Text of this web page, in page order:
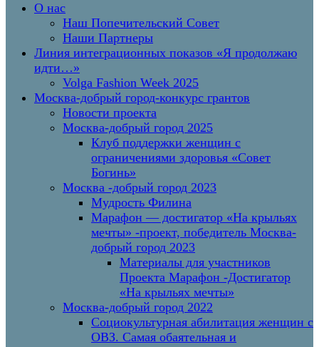
О нас
Наш Попечительский Совет
Наши Партнеры
Линия интеграционных показов «Я продолжаю
идти…»
Volga Fashion Week 2025
Москва-добрый город-конкурс грантов
Новости проекта
Москва-добрый город 2025
Клуб поддержки женщин с
ограничениями здоровья «Совет
Богинь»
Москва -добрый город 2023
Мудрость Филина
Марафон — достигатор «На крыльях
мечты» -проект, победитель Москва-
добрый город 2023
Материалы для участников
Проекта Марафон -Достигатор
«На крыльях мечты»
Москва-добрый город 2022
Социокультурная абилитация женщин с
ОВЗ. Самая обаятельная и